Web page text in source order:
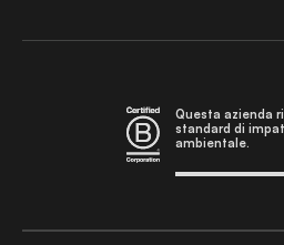
Questa azienda
standard di
ambientale.